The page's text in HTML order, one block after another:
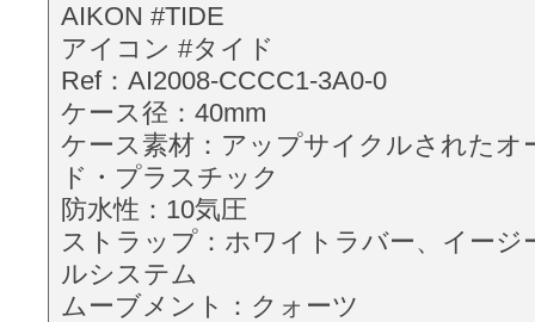
AIKON #TIDE
アイコン #タイド
Ref：AI2008-CCCC1-3A0-0
ケース径：40mm
ケース素材：アップサイクルされたオ
ド・プラスチック
防水性：10気圧
ストラップ：ホワイトラバー、イージ
ルシステム
ムーブメント：クォーツ